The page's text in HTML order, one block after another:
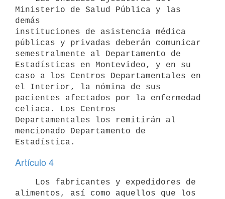
Ministerio de Salud Pública y las
demás
instituciones de asistencia médica
públicas y privadas deberán comunicar
semestralmente al Departamento de
Estadísticas en Montevideo, y en su
caso a los Centros Departamentales en
el Interior, la nómina de sus
pacientes afectados por la enfermedad
celiaca. Los Centros
Departamentales los remitirán al
mencionado Departamento de
Artículo 4
alimentos, así como aquellos que los